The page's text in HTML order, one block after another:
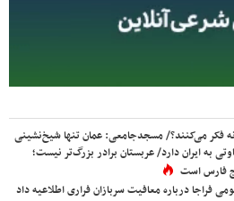
فکر می‌کنند؟/ مسجدجامعی: عمان تنها شیخ‌نشینی
به ایران دارد/ عربستان برادر بزرگ‌تر نیست؛
فارس است
فراجا درباره معافیت سربازان فراری اطلاعیه داد